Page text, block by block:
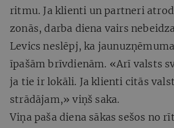
ritmu. Ja klienti un partneri
zonās, darba diena vairs
Levics neslēpj, ka
īpašām brīvdienām. «Arī valsts
ja tie ir lokāli. Ja klienti citās
strādājam,» viņš saka.
Viņa paša diena sākas sešos no